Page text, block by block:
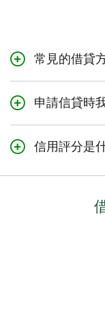
常見的借貸
人們通常會根據
提供多種貸款類
申請信貸時
收入證明，如
與他們見面時告知
信用評分是
根據徵信機構收
履行信貸財務承